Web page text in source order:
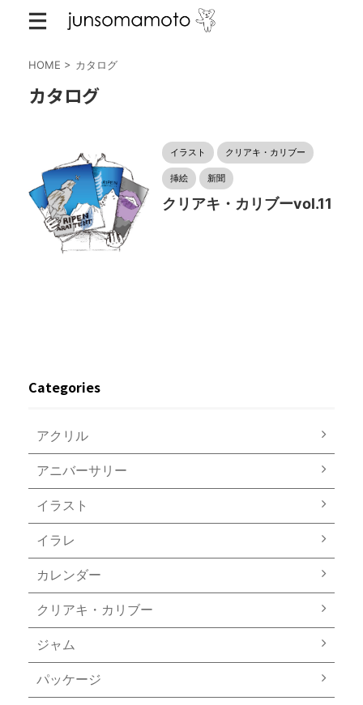
HOME > カタログ
カタログ
イラスト クリアキ・カリブー
挿絵 新聞
クリアキ・カリブーvol.11
Categories
アクリル
アニバーサリー
イラスト
イラレ
カレンダー
クリアキ・カリブー
ジャム
パッケージ